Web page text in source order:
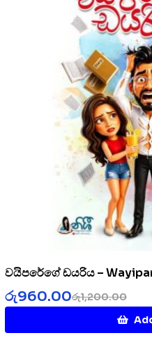
වයිපරේගේ ඩයරිය –
රු1,200.00
රු960.00